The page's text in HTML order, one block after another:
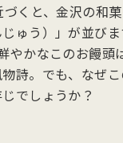
くと、金沢の和
ゅう）」が並び
やかなこのお饅
詩。でも、なぜ
でしょうか？